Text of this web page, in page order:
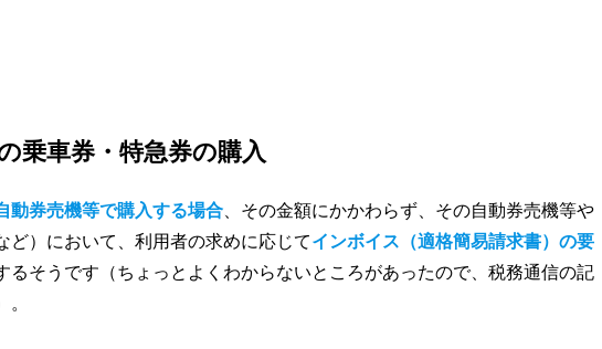
乗車券・特急券の購入
動券売機等で購入する場合 、その金額にかかわらず、その自動券売機等や
ど）において、利用者の求めに応じてインボイス（適格簡易請求書）の要
るそうです（ちょっとよくわからないところがあったので、税務通信の記